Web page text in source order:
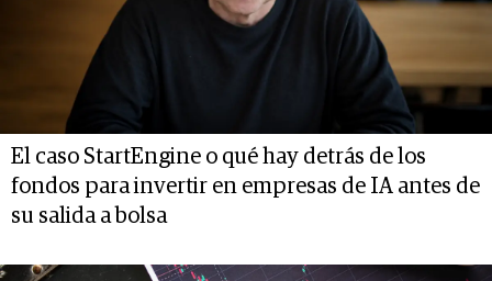
El caso StartEngine o qué hay detrás de los
fondos para invertir en empresas de IA antes de
su salida a bolsa